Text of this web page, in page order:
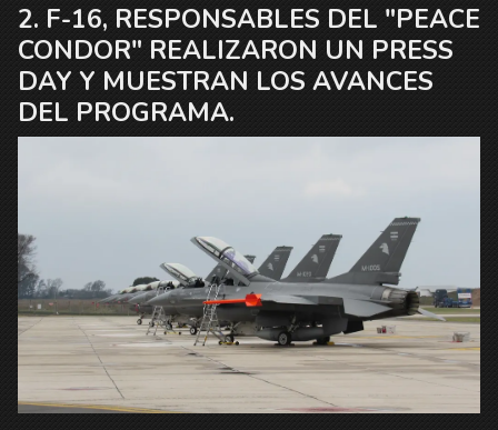
F-16, RESPONSABLES DEL "PEACE
CONDOR" REALIZARON UN PRESS
DAY Y MUESTRAN LOS AVANCES
DEL PROGRAMA.